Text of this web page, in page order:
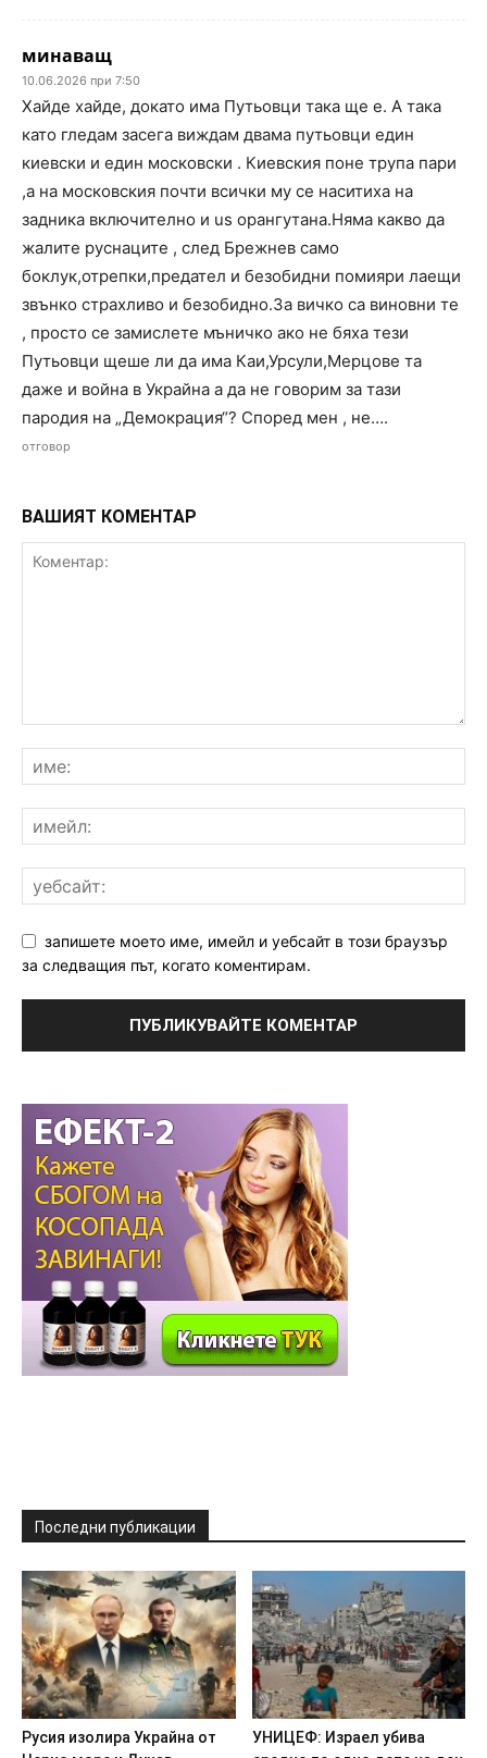
минаващ
10.06.2026 при 7:50
Хайде хайде, докато има Путьовци така ще е. А така
като гледам засега виждам двама путьовци един
киевски и един московски . Киевския поне трупа пари
,а на московския почти всички му се наситиха на
задника включително и us орангутана.Няма какво да
жалите руснаците , след Брежнев само
боклук,отрепки,предател и безобидни помияри лаещи
звънко страхливо и безобидно.За вичко са виновни те
, просто се замислете мъничко ако не бяха тези
Путьовци щеше ли да има Каи,Урсули,Мерцове та
даже и война в Украйна а да не говорим за тази
пародия на „Демокрация“? Според мен , не….
отговор
ВАШИЯТ КОМЕНТАР
запишете моето име, имейл и уебсайт в този браузър
за следващия път, когато коментирам.
Последни публикации
Pycия изoлиpa Укpaйнa oт
УHИЦEФ: Изpaeл yбивa